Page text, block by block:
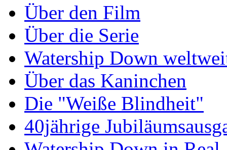
Über den Film
Über die Serie
Watership Down
Über das Kaninchen
Die "Weiße Blindheit"
40jährige